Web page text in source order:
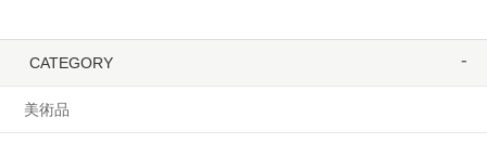
CATEGORY
美術品